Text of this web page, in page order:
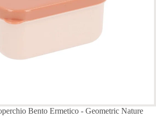
Bento Ermetico - Geometric Nature